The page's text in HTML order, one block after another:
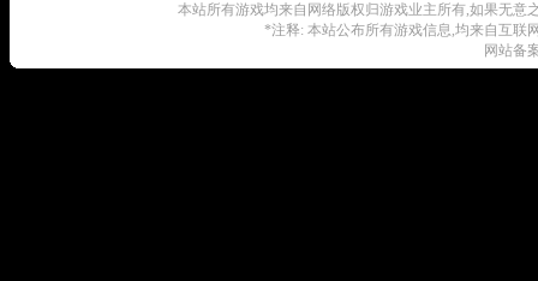
本站所有游戏均来自网络版权归游戏业主所有,如果无意
*注释: 本站公布所有游戏信息,均来自互联
网站备